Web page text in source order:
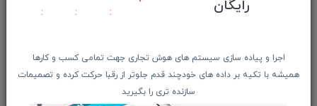
رایگان
اجرا و پیاده سازی سیستم های هوش تجاری جهت تمامی کسب و کارها
همیشه با تکیه بر داده های خودچند قدم جلوتر از رقبا حرکت کرده و تصمیمات
سازنده تری را بگیرید